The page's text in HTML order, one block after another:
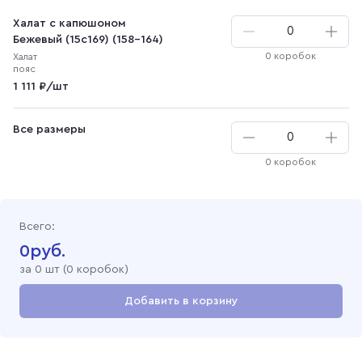
Халат с капюшоном
Бежевый (15с169) (158-164)
Халат
пояс
1 111 ₽/шт
0 коробок
Все размеры
0 коробок
Всего:
0руб.
за 0 шт (0 коробок)
Добавить в корзину